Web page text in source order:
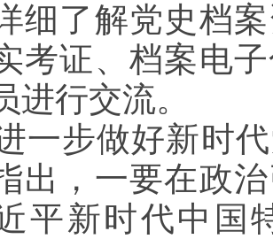
细了解党史档
考证、档案电
进行交流。
一步做好新时
出， 一要在政
平新时代中国